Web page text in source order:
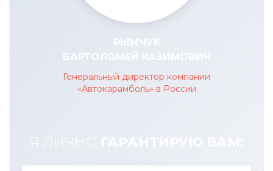
Я ЛИЧНО
РЫМЧУК
БАРТОЛОМЕЙ КАЗИМОВИЧ
Генеральный директор компании
«Автокарамболь» в России